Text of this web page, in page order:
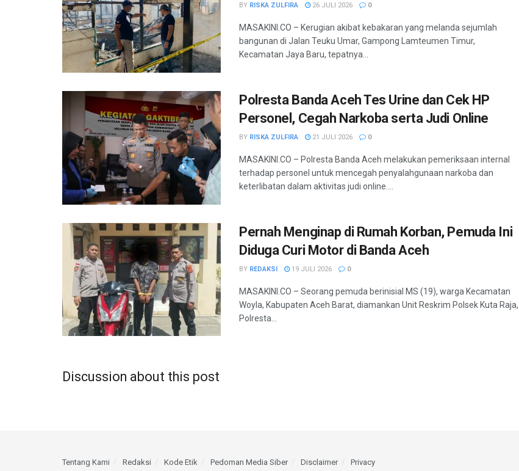
BY RISKA ZULFIRA 26 JULI 2026 0
MASAKINI.CO – Kerugian akibat kebakaran yang melanda sejumlah
bangunan di Jalan Teuku Umar, Gampong Lamteumen Timur,
Kecamatan Jaya Baru, tepatnya...
Polresta Banda Aceh Tes Urine dan Cek HP
Personel, Cegah Narkoba serta Judi Online
BY RISKA ZULFIRA 21 JULI 2026 0
MASAKINI.CO – Polresta Banda Aceh melakukan pemeriksaan internal
terhadap personel untuk mencegah penyalahgunaan narkoba dan
keterlibatan dalam aktivitas judi online....
Pernah Menginap di Rumah Korban, Pemuda Ini
Diduga Curi Motor di Banda Aceh
BY REDAKSI 19 JULI 2026 0
MASAKINI.CO – Seorang pemuda berinisial MS (19), warga Kecamatan
Woyla, Kabupaten Aceh Barat, diamankan Unit Reskrim Polsek Kuta Raja,
Polresta...
Discussion about this post
Tentang Kami Redaksi Kode Etik Pedoman Media Siber Disclaimer Privacy